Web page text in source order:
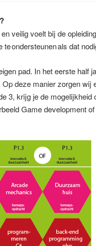
veilig voelt bij de
ondersteunen als dat
pad. In het eerste half
deze manier zorgen wij
3, krijg je de mogelijkheid
Game development